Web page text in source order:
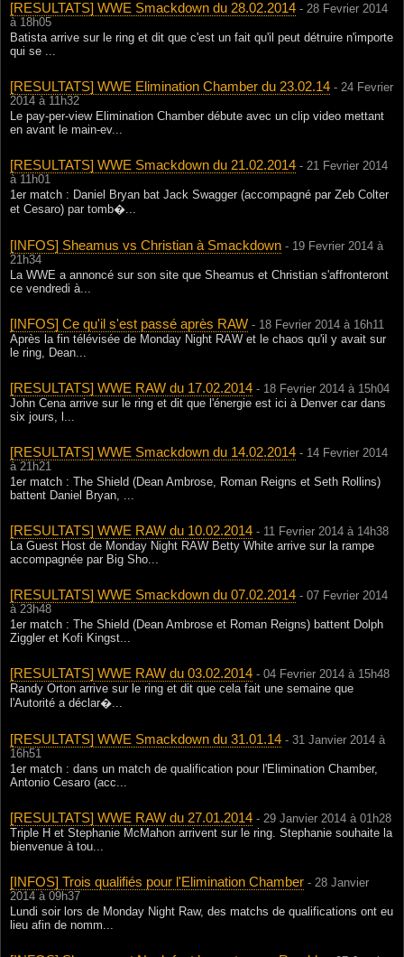
[RESULTATS] WWE Smackdown du 28.02.2014 - 28 Fevrier 2014
à 18h05
Batista arrive sur le ring et dit que c'est un fait qu'il peut détruire n'importe
qui se ...
[RESULTATS] WWE Elimination Chamber du 23.02.14 - 24 Fevrier
2014 à 11h32
Le pay-per-view Elimination Chamber débute avec un clip video mettant
en avant le main-ev...
[RESULTATS] WWE Smackdown du 21.02.2014 - 21 Fevrier 2014
à 11h01
1er match : Daniel Bryan bat Jack Swagger (accompagné par Zeb Colter
et Cesaro) par tomb�...
[INFOS] Sheamus vs Christian à Smackdown - 19 Fevrier 2014 à
21h34
La WWE a annoncé sur son site que Sheamus et Christian s'affronteront
ce vendredi à...
[INFOS] Ce qu'il s'est passé après RAW - 18 Fevrier 2014 à 16h11
Après la fin télévisée de Monday Night RAW et le chaos qu'il y avait sur
le ring, Dean...
[RESULTATS] WWE RAW du 17.02.2014 - 18 Fevrier 2014 à 15h04
John Cena arrive sur le ring et dit que l'énergie est ici à Denver car dans
six jours, l...
[RESULTATS] WWE Smackdown du 14.02.2014 - 14 Fevrier 2014
à 21h21
1er match : The Shield (Dean Ambrose, Roman Reigns et Seth Rollins)
battent Daniel Bryan, ...
[RESULTATS] WWE RAW du 10.02.2014 - 11 Fevrier 2014 à 14h38
La Guest Host de Monday Night RAW Betty White arrive sur la rampe
accompagnée par Big Sho...
[RESULTATS] WWE Smackdown du 07.02.2014 - 07 Fevrier 2014
à 23h48
1er match : The Shield (Dean Ambrose et Roman Reigns) battent Dolph
Ziggler et Kofi Kingst...
[RESULTATS] WWE RAW du 03.02.2014 - 04 Fevrier 2014 à 15h48
Randy Orton arrive sur le ring et dit que cela fait une semaine que
l'Autorité a déclar�...
[RESULTATS] WWE Smackdown du 31.01.14 - 31 Janvier 2014 à
16h51
1er match : dans un match de qualification pour l'Elimination Chamber,
Antonio Cesaro (acc...
[RESULTATS] WWE RAW du 27.01.2014 - 29 Janvier 2014 à 01h28
Triple H et Stephanie McMahon arrivent sur le ring. Stephanie souhaite la
bienvenue à tou...
[INFOS] Trois qualifiés pour l'Elimination Chamber - 28 Janvier
2014 à 09h37
Lundi soir lors de Monday Night Raw, des matchs de qualifications ont eu
lieu afin de nomm...